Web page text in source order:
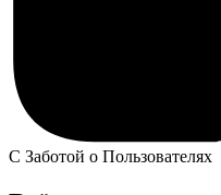
С Заботой о Пользователях